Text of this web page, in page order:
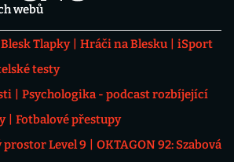
webů
Blesk Tlapky Hráči na Blesku
iSport
testy
Psychologika - podcast rozbíjející
Fotbalové přestupy
prostor Level 9
OKTAGON 92: Szabová